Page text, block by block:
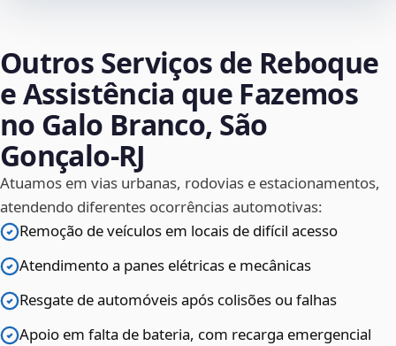
Outros Serviços de Reboque
e Assistência que Fazemos
no Galo Branco, São
Gonçalo‑RJ
Atuamos em vias urbanas, rodovias e estacionamentos,
atendendo diferentes ocorrências automotivas:
Remoção de veículos em locais de difícil acesso
Atendimento a panes elétricas e mecânicas
Resgate de automóveis após colisões ou falhas
Apoio em falta de bateria, com recarga emergencial